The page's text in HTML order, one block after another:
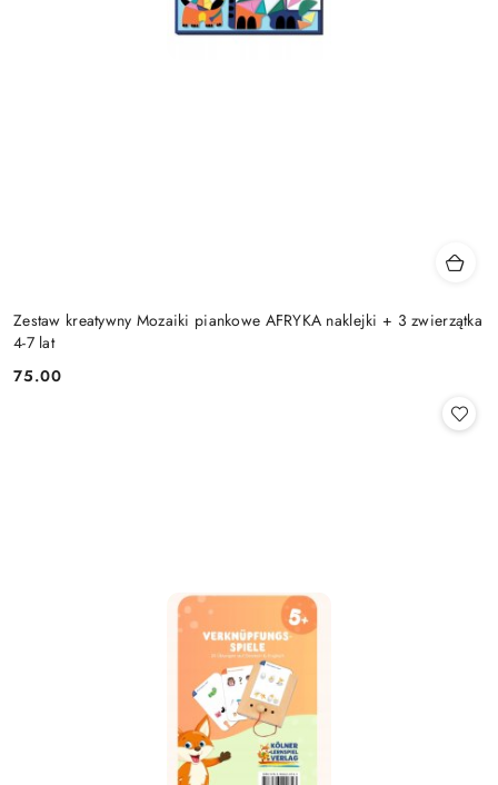
Zestaw kreatywny Mozaiki piankowe AFRYKA naklejki + 3 zwierzątka
4-7 lat
Cena:
75.00